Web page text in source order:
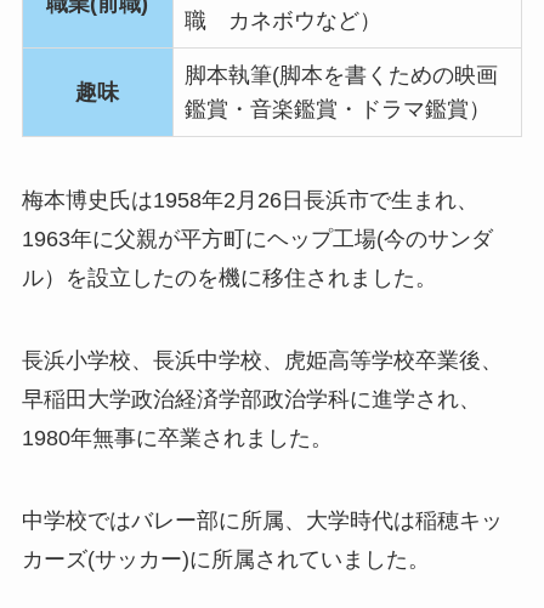
職 カネボウなど）
趣味
脚本執筆(脚本を書くための映画
鑑賞・音楽鑑賞・ドラマ鑑賞）
梅本博史氏は1958年2月26日長浜市で生まれ、
1963年に父親が平方町にヘップ工場(今のサンダ
ル）を設立したのを機に移住されました。
長浜小学校、長浜中学校、虎姫高等学校卒業後、
早稲田大学政治経済学部政治学科に進学され、
1980年無事に卒業されました。
中学校ではバレー部に所属、大学時代は稲穂キッ
カーズ(サッカー)に所属されていました。